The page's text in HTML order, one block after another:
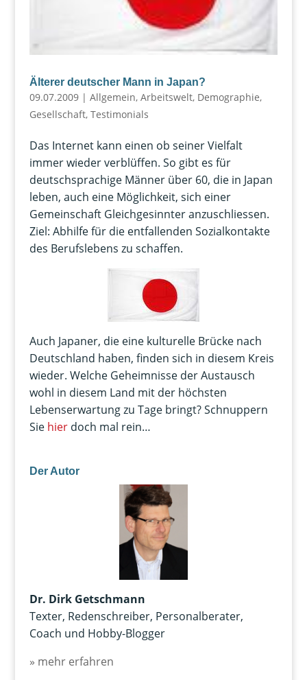
Älterer deutscher Mann in Japan?
09.07.2009| Allgemein, Arbeitswelt, Demographie,
Gesellschaft, Testimonials
Das Internet kann einen ob seiner Vielfalt
immer wieder verblüffen. So gibt es für
deutschsprachige Männer über 60, die in Japan
leben, auch eine Möglichkeit, sich einer
Gemeinschaft Gleichgesinnter anzuschliessen.
Ziel: Abhilfe für die entfallenden Sozialkontakte
des Berufslebens zu schaffen.
Auch Japaner, die eine kulturelle Brücke nach
Deutschland haben, finden sich in diesem Kreis
wieder. Welche Geheimnisse der Austausch
wohl in diesem Land mit der höchsten
Lebenserwartung zu Tage bringt? Schnuppern
Sie hierdoch mal rein…
Der Autor
Dr. Dirk Getschmann
Texter, Redenschreiber, Personalberater,
Coach und Hobby-Blogger
» mehr erfahren